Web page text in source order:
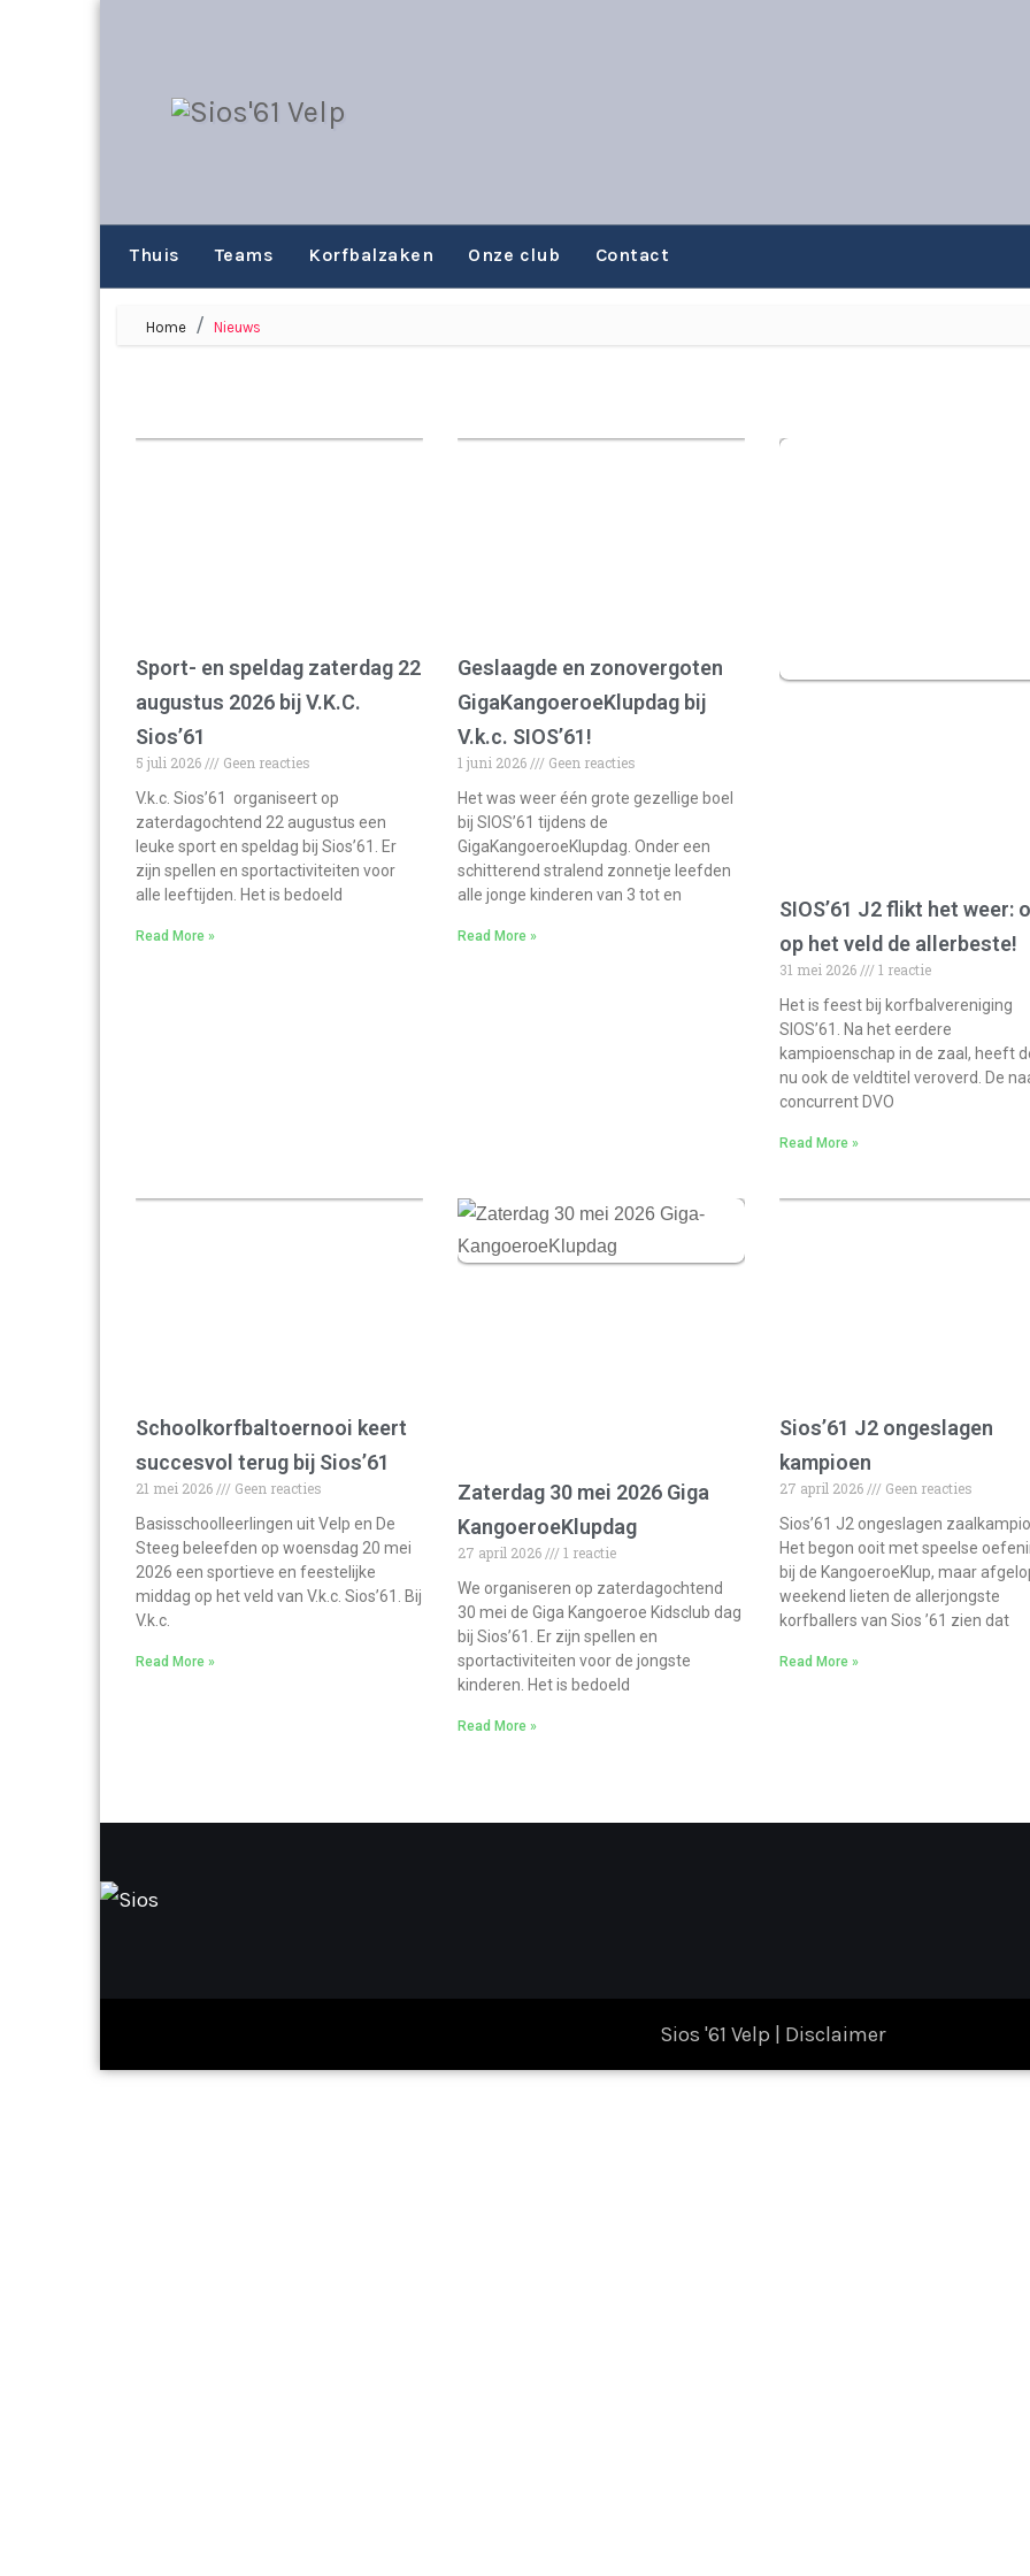
Thuis Teams Korfbalzaken Onze club Contact
Home Nieuws
Sport- en speldag zaterdag 22
augustus 2026 bij V.K.C.
Sios’61
5 juli 2026
Geen reacties
V.k.c. Sios’61 organiseert op
zaterdagochtend 22 augustus een
leuke sport en speldag bij Sios’61. Er
zijn spellen en sportactiviteiten voor
alle leeftijden. Het is bedoeld
Read More »
Geslaagde en zonovergoten
GigaKangoeroeKlupdag bij
V.k.c. SIOS’61!
1 juni 2026
Geen reacties
Het was weer één grote gezellige boel
bij SIOS’61 tijdens de
GigaKangoeroeKlupdag. Onder een
schitterend stralend zonnetje leefden
alle jonge kinderen van 3 tot en
Read More »
SIOS’61 J2 flikt het weer:
op het veld de allerbeste!
31 mei 2026
1 reactie
Het is feest bij korfbalvereniging
SIOS’61. Na het eerdere
kampioenschap in de zaal, heeft
nu ook de veldtitel veroverd. De
concurrent DVO
Read More »
Schoolkorfbaltoernooi keert
succesvol terug bij Sios’61
21 mei 2026
Geen reacties
Basisschoolleerlingen uit Velp en De
Steeg beleefden op woensdag 20 mei
2026 een sportieve en feestelijke
middag op het veld van V.k.c. Sios’61. Bij
V.k.c.
Read More »
Zaterdag 30 mei 2026 Giga
KangoeroeKlupdag
27 april 2026
1 reactie
We organiseren op zaterdagochtend
30 mei de Giga Kangoeroe Kidsclub dag
bij Sios’61. Er zijn spellen en
sportactiviteiten voor de jongste
kinderen. Het is bedoeld
Read More »
Sios’61 J2 ongeslagen
kampioen
27 april 2026
Geen reacties
Sios’61 J2 ongeslagen
Het begon ooit met speelse
bij de KangoeroeKlup, maar
weekend lieten de allerjongste
korfballers van Sios ’61 zien dat
Read More »
Sios '61 Velp | Disclaimer